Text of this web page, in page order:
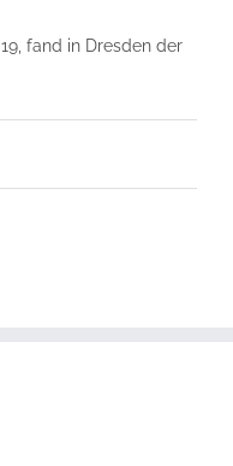
fand in Dresden der